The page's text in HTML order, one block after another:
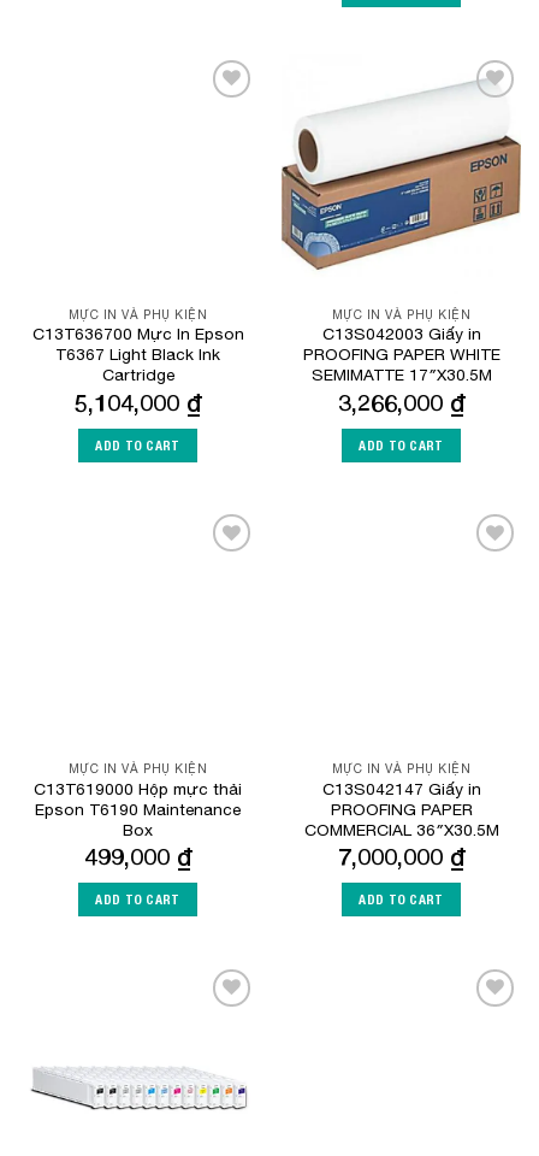
MỰC IN VÀ PHỤ KIỆN
C13T636700 Mực In Epson
T6367 Light Black Ink
Cartridge
5,104,000 ₫
ADD TO CART
MỰC IN VÀ PHỤ KIỆN
C13S042003 Giấy in
PROOFING PAPER WHITE
SEMIMATTE 17″X30.5M
3,266,000 ₫
ADD TO CART
MỰC IN VÀ PHỤ KIỆN
C13T619000 Hộp mực thải
Epson T6190 Maintenance
Box
499,000 ₫
ADD TO CART
MỰC IN VÀ PHỤ KIỆN
C13S042147 Giấy in
PROOFING PAPER
COMMERCIAL 36″X30.5M
7,000,000 ₫
ADD TO CART